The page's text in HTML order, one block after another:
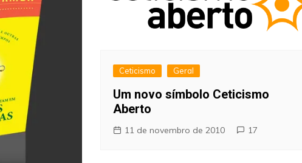
Ceticismo Geral
Um novo símbolo Ceticismo
Aberto
11 de novembro de 2010 17